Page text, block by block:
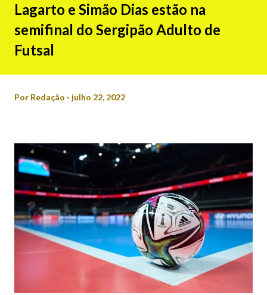
Lagarto e Simão Dias estão na
semifinal do Sergipão Adulto de
Futsal
Por Redação julho 22, 2022